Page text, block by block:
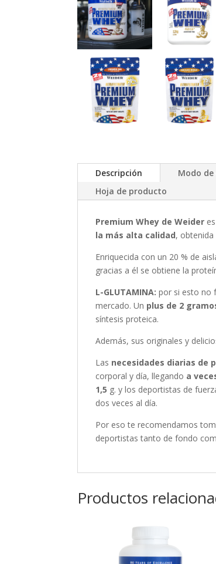
Descripción Modo
Hoja de producto
Premium Whey de Weider
la más alta calidad,
Enriquecida con un 20 % de
gracias a él se obtiene la
L-GLUTAMINA: por si esto no
mercado. Un plus de 2
síntesis proteica.
Además, sus originales y
Las necesidades diarias de
corporal y día, llegando a
1,5 g. y los deportistas de
dos veces al día.
Por eso te recomendamos
deportistas tanto de fondo
Productos